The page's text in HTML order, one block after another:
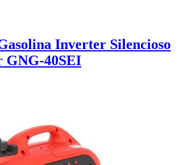
Inverter Silencioso
GNG-40SEI